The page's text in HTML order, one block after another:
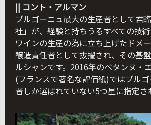
|| コント・アルマン
ブルゴーニュ最大の生産者として君
社」が、経験と持ちうるすべての技
ワインの生産の為に立ち上げたドメ
醸造責任者として抜擢され、その基
ルシャンです。2016年のベタンヌ・
(フランスで著名な評価紙)ではブル
者しか選ばれていない5つ星に指定さ